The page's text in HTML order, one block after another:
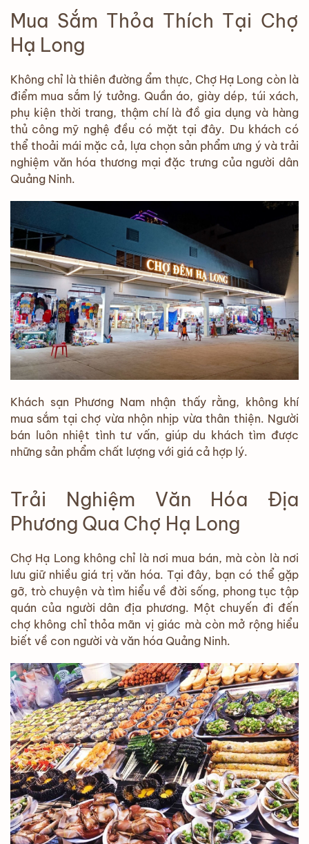
Mua Sắm Thỏa Thích Tại Chợ
Hạ Long
Không chỉ là thiên đường ẩm thực, Chợ Hạ Long còn là
điểm mua sắm lý tưởng. Quần áo, giày dép, túi xách,
phụ kiện thời trang, thậm chí là đồ gia dụng và hàng
thủ công mỹ nghệ đều có mặt tại đây. Du khách có
thể thoải mái mặc cả, lựa chọn sản phẩm ưng ý và trải
nghiệm văn hóa thương mại đặc trưng của người dân
Quảng Ninh.
Khách sạn Phương Nam nhận thấy rằng, không khí
mua sắm tại chợ vừa nhộn nhịp vừa thân thiện. Người
bán luôn nhiệt tình tư vấn, giúp du khách tìm được
những sản phẩm chất lượng với giá cả hợp lý.
Trải Nghiệm Văn Hóa Địa
Phương Qua Chợ Hạ Long
Chợ Hạ Long không chỉ là nơi mua bán, mà còn là nơi
lưu giữ nhiều giá trị văn hóa. Tại đây, bạn có thể gặp
gỡ, trò chuyện và tìm hiểu về đời sống, phong tục tập
quán của người dân địa phương. Một chuyến đi đến
chợ không chỉ thỏa mãn vị giác mà còn mở rộng hiểu
biết về con người và văn hóa Quảng Ninh.